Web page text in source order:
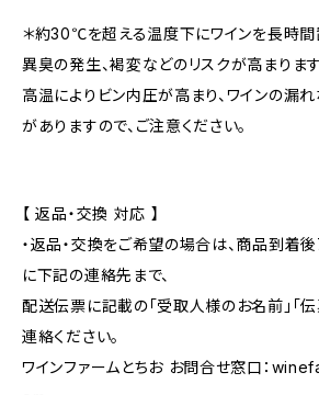
＊約30℃を超える温度下にワインを長時間
異臭の発生、褐変などのリスクが高まります
高温によりビン内圧が高まり、ワインの漏
がありますので、ご注意ください。
【 返品・交換 対応 】
・返品・交換をご希望の場合は、商品到着
に下記の連絡先まで、
配送伝票に記載の「受取人様のお名前」「
連絡ください。
ワインファームとちお お問合せ窓口：